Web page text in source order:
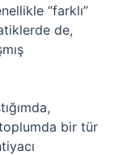
“farklı”
de,
bir tür